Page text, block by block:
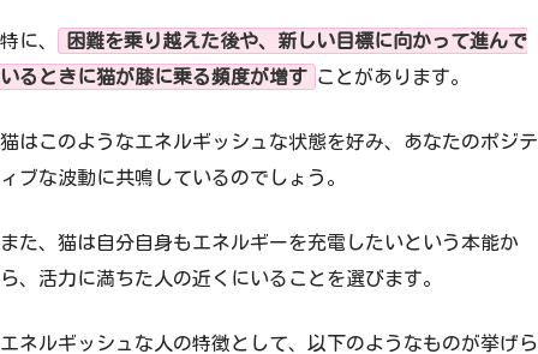
特に、
困難を乗り越えた後や、新しい目標に向かって進んで
いるときに猫が膝に乗る頻度が増す ことがあります。
猫はこのようなエネルギッシュな状態を好み、あなたのポジテ
ィブな波動に共鳴しているのでしょう。
また、猫は自分自身もエネルギーを充電したいという本能か
ら、活力に満ちた人の近くにいることを選びます。
エネルギッシュな人の特徴として、以下のようなものが挙げら